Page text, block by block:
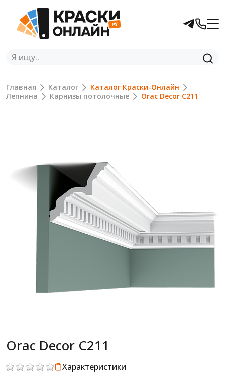
Главная Каталог
Каталог Краски-Онлайн
Лепнина
Карнизы потолочные Orac Decor C211
Orac Decor C211
Характеристики